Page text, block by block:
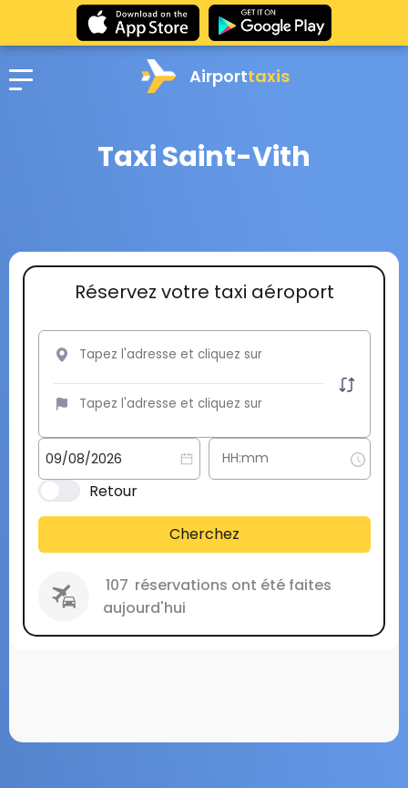
Airporttaxis
Taxi Saint-Vith
Réservez votre taxi aéroport
Retour
Cherchez
107 réservations ont été faites
aujourd'hui